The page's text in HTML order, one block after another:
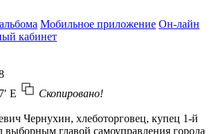
Мобильное приложение Он-лайн
кабинет
E
Скопировано!
Чернухин, хлеботорговец, купец 1-й
выборным главой самоуправления города